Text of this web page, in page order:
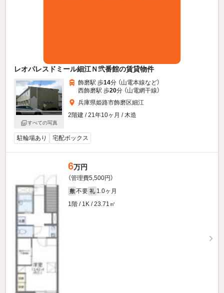
レオパレスドミール細江Ｎ弐番館の賃貸物件
すべての写真
飾磨駅 歩14分 （山電本線など）
西飾磨駅 歩20分 （山電網干線）
兵庫県姫路市飾磨区細江
2階建 / 21年10ヶ月 / 木造
駐輪場あり 宅配ボックス
6万円
（管理費5,500円）
敷 不要 礼 1.0ヶ月
1階 / 1K / 23.71㎡